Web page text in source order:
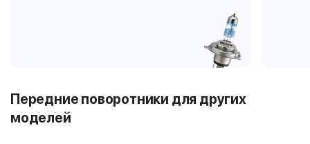
Передние поворотники для других
моделей